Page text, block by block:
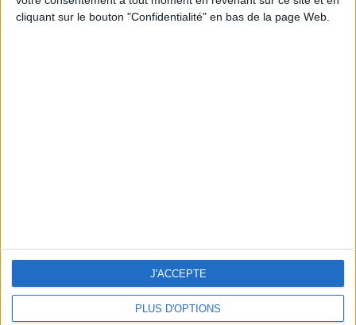
cliquant sur le bouton "Confidentialité" en bas de la page Web.
PLUS D'OPTIONS
J'ACCEPTE
Par carte bancaire